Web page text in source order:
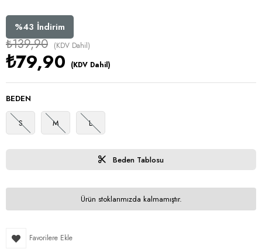
%43 İndirim
₺139,90 (KDV Dahil)
₺79,90 (KDV Dahil)
BEDEN
S M L
Beden Tablosu
Ürün stoklarımızda kalmamıştır.
Favorilere Ekle